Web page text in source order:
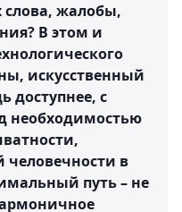
слова, жалобы,
В этом и
искусственный
доступнее, с
необходимостью
человечности в
путь – не